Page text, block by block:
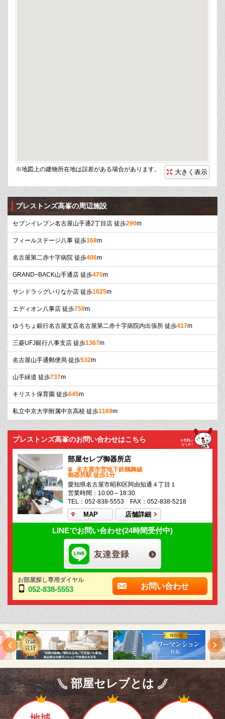
※地図上の建物所在地は誤差がある場合があります。 大きく表示
プレストンズ高峯の周辺施設
セブンイレブン名古屋山手通2丁目店 徒歩290m
フィールステージ八事 徒歩168m
名古屋第二赤十字病院 徒歩406m
GRAND−BACK山手通店 徒歩470m
サンドラッグいりなか店 徒歩1025m
エディオン八事店 徒歩759m
ゆうちょ銀行名古屋支店名古屋第二赤十字病院内出張所 徒歩417m
三菱UFJ銀行八事支店 徒歩1367m
名古屋山手通郵便局 徒歩532m
山手緑道 徒歩737m
キリスト保育園 徒歩645m
私立中京大学附属中京高校 徒歩1169m
プレストンズ高峯のお問い合わせはこちら
部屋セレブ御器所店
名古屋市営地下鉄鶴舞線
御器所駅 徒歩1分
愛知県名古屋市昭和区阿由知通４丁目１
営業時間：10:00～18:30
TEL：052-838-5553 FAX：052-838-5218
MAP 店舗詳細
LINEでお問い合わせ(24時間受付中)
お部屋探し専用ダイヤル
052-838-5553 お問い合わせ
部屋セレブとは